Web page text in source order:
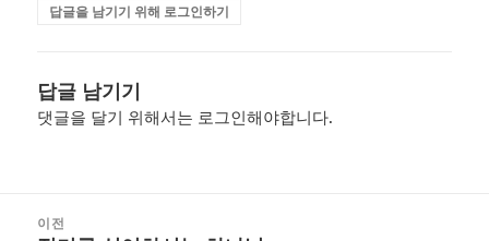
답글을 남기기 위해 로그인하기
답글 남기기
댓글을 달기 위해서는 로그인해야합니다.
이전